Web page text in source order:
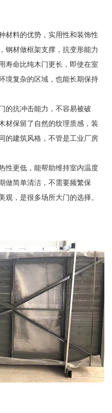
材料的优势，实用性和装饰性
钢材做框架支撑，抗变形能力
寿命比纯木门更长，即使在室
境复杂的区域，也能长期保持
的抗冲击能力，不容易被破
材保留了自然的纹理质感，装
的建筑风格，不管是工业厂房
性更低，能帮助维持室内温度
做简单清洁，不需要频繁保
观，是很多场所大门的选择。